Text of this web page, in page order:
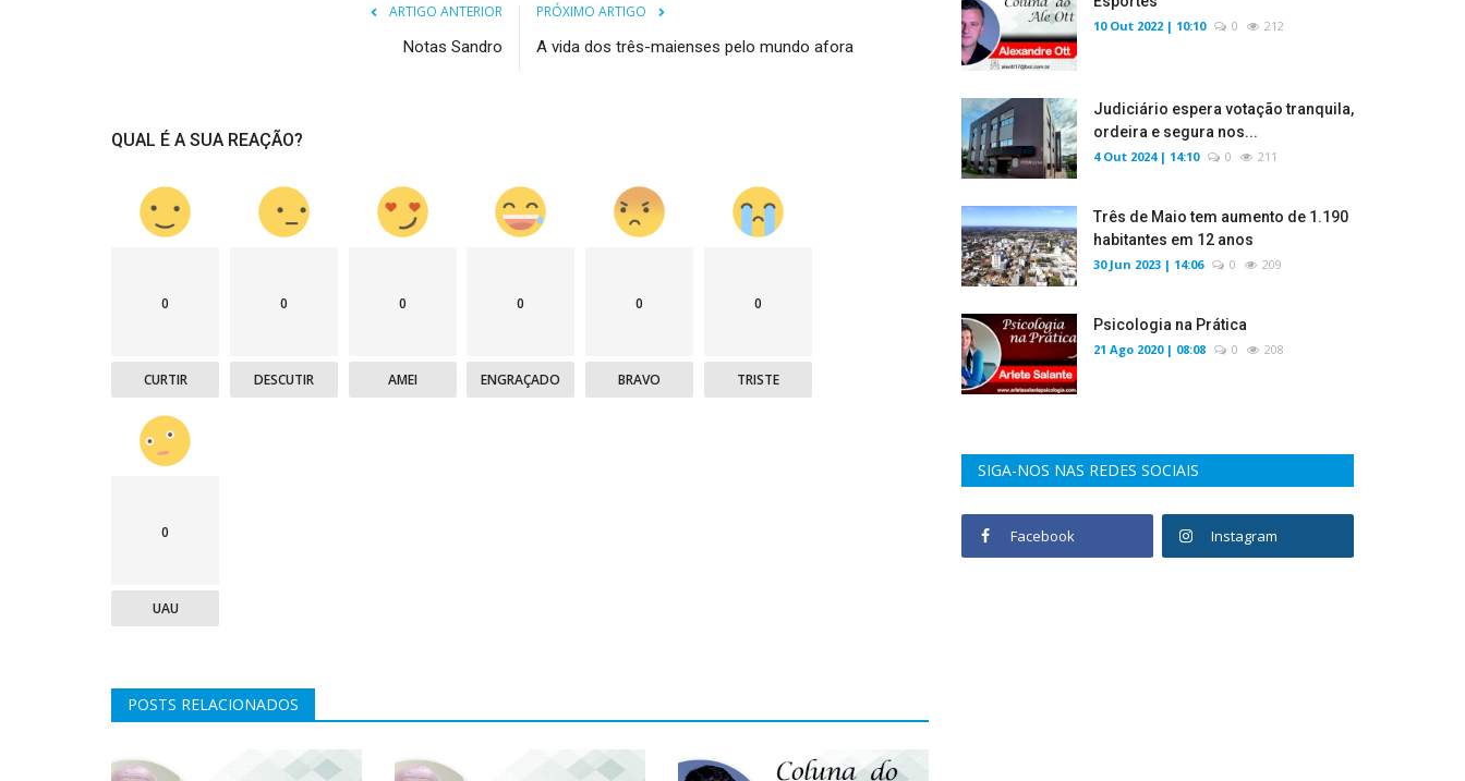
ARTIGO ANTERIOR
Notas Sandro
PRÓXIMO ARTIGO
A vida dos três-maienses pelo mundo afora
QUAL É A SUA REAÇÃO?
0
CURTIR
0
DESCUTIR
0
AMEI
0
ENGRAÇADO
0
BRAVO
0
TRISTE
0
UAU
POSTS RELACIONADOS
10 Out 2022 | 10:10 0 212
Judiciário espera votação tranquila,
ordeira e segura nos...
4 Out 2024 | 14:10 0 211
Três de Maio tem aumento de 1.190
habitantes em 12 anos
30 Jun 2023 | 14:06 0 209
Psicologia na Prática
21 Ago 2020 | 08:08 0 208
SIGA-NOS NAS REDES SOCIAIS
Facebook Instagram